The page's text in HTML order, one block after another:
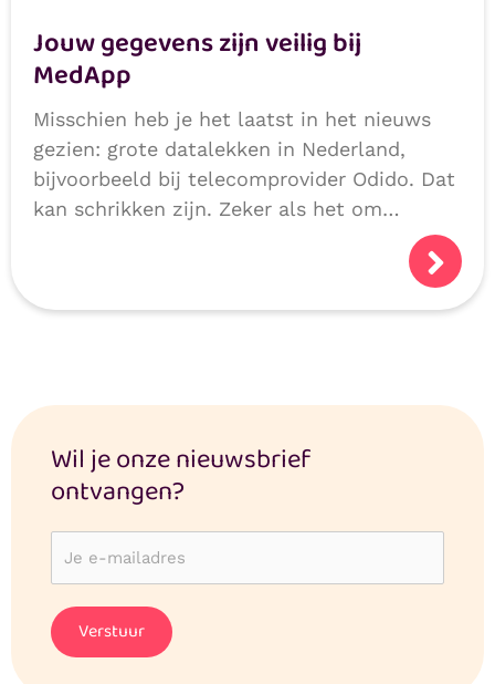
Jouw gegevens zijn veilig bij
MedApp
Misschien heb je het laatst in het nieuws
gezien: grote datalekken in Nederland,
bijvoorbeeld bij telecomprovider Odido. Dat
kan schrikken zijn. Zeker als het om
persoonlijke of medische gegevens gaat.
Logisch dat je je afvraagt: hoe veilig zijn
mijn gegevens?
Wil je onze nieuwsbrief
ontvangen?